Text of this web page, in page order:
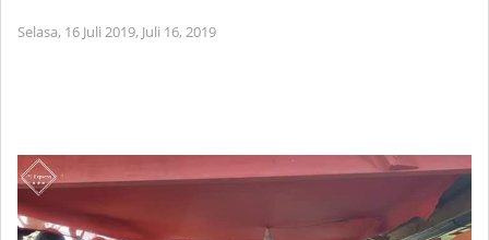
Selasa, 16 Juli 2019, Juli 16, 2019